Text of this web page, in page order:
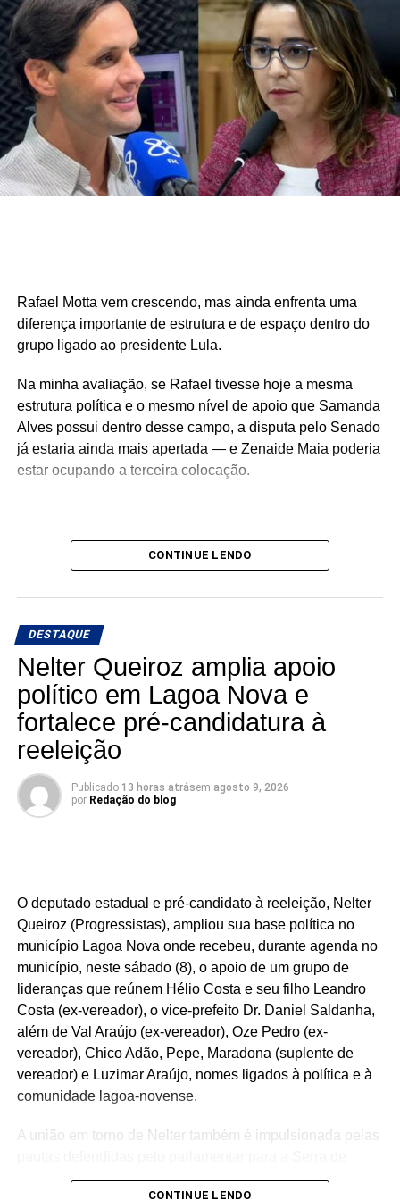
Rafael Motta vem crescendo, mas ainda enfrenta uma
diferença importante de estrutura e de espaço dentro do
grupo ligado ao presidente Lula.
Na minha avaliação, se Rafael tivesse hoje a mesma
estrutura política e o mesmo nível de apoio que Samanda
Alves possui dentro desse campo, a disputa pelo Senado
já estaria ainda mais apertada — e Zenaide Maia poderia
estar ocupando a terceira colocação.
É justamente por isso que o cenário ainda está aberto e
muita coisa pode mudar até a eleição.
CONTINUE LENDO
DESTAQUE
Nelter Queiroz amplia apoio
político em Lagoa Nova e
fortalece pré-candidatura à
reeleição
Publicado 13 horas atrásem agosto 9, 2026
por Redação do blog
O deputado estadual e pré-candidato à reeleição, Nelter
Queiroz (Progressistas), ampliou sua base política no
município Lagoa Nova onde recebeu, durante agenda no
município, neste sábado (8), o apoio de um grupo de
lideranças que reúnem Hélio Costa e seu filho Leandro
Costa (ex-vereador), o vice-prefeito Dr. Daniel Saldanha,
além de Val Araújo (ex-vereador), Oze Pedro (ex-
vereador), Chico Adão, Pepe, Maradona (suplente de
vereador) e Luzimar Araújo, nomes ligados à política e à
comunidade lagoa-novense.
A união em torno de Nelter também é impulsionada pelas
Santana, entre elas a luta pela pavimentação da estrada
CONTINUE LENDO